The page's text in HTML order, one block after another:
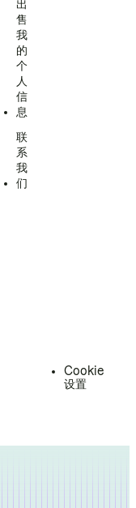
出
售
我
的
个
人
信
息
联
系
我
们
Cookie
设置